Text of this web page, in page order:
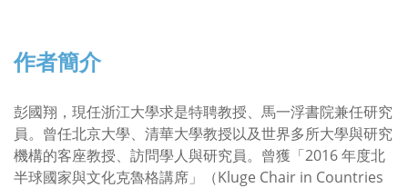
作者簡介
彭國翔，現任浙江大學求是特聘教授、馬一浮書院兼任研究
員。曾任北京大學、清華大學教授以及世界多所大學與研究
機構的客座教授、訪問學人與研究員。曾獲「2016 年度北
半球國家與文化克魯格講席」（Kluge Chair in Countries